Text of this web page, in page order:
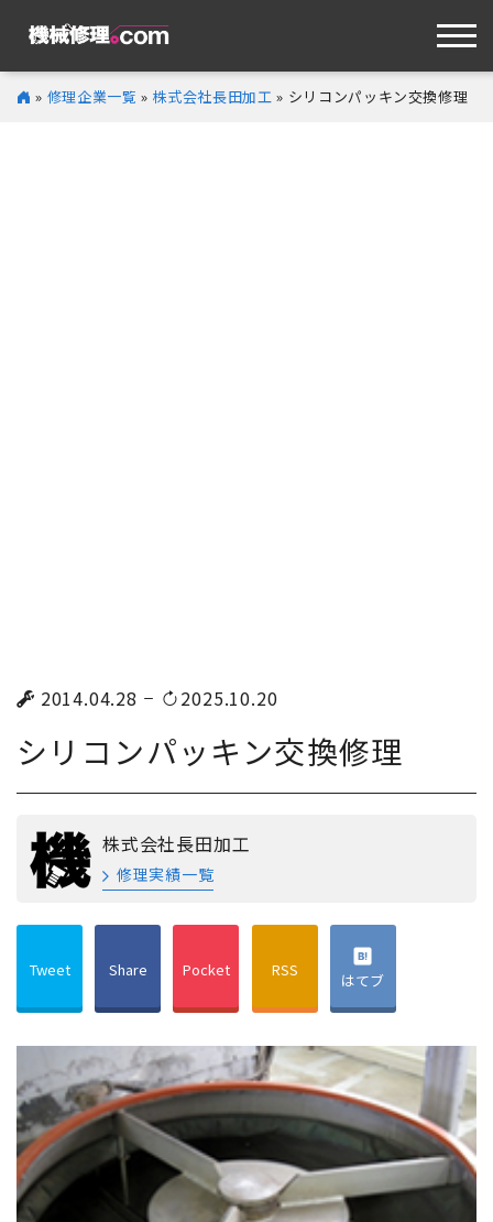
» 修理企業一覧 » 株式会社長田加工 » シリコンパッキン交換修理
2014.04.28 2025.10.20
シリコンパッキン交換修理
株式会社長田加工
修理実績一覧
Tweet Share Pocket RSS はてブ